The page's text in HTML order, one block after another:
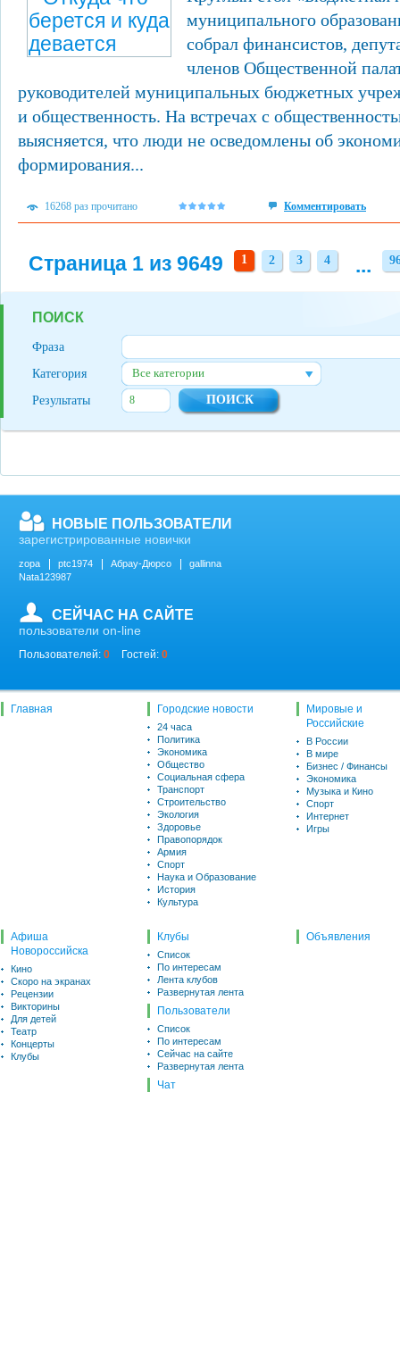
муниципального
собрал финансистов,
членов Общественной
руководителей муниципальных бюджетных
и общественность. На встречах с
выясняется, что люди не осведомлены об
формирования...
16268 раз прочитано Комментировать
Страница 1 из 9649 1 2
2 3
3 4
4 ...
ПОИСК
Фраза
Категория
Все категории
Результаты
НОВЫЕ ПОЛЬЗОВАТЕЛИ
зарегистрированные новички
zopa ptc1974 Абрау-Дюрсо
gallinna
Nata123987
СЕЙЧАС НА САЙТЕ
пользователи on-line
Пользователей: 0 Гостей: 0
Главная Городские новости
24 часа
Политика
Экономика
Общество
Социальная сфера
Транспорт
Строительство
Экология
Здоровье
Правопорядок
Армия
Спорт
Наука и Образование
История
Культура
Мировые и
Российские
В России
В мире
Бизнес / Финансы
Экономика
Музыка и Кино
Спорт
Интернет
Игры
Афиша
Новороссийска
Кино
Скоро на экранах
Рецензии
Викторины
Для детей
Театр
Концерты
Клубы
Клубы
Список
По интересам
Лента клубов
Развернутая лента
Пользователи
Список
По интересам
Сейчас на сайте
Развернутая лента
Чат
Объявления